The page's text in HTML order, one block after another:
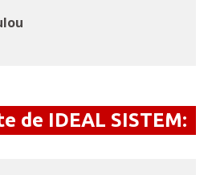
de IDEAL SISTEM: